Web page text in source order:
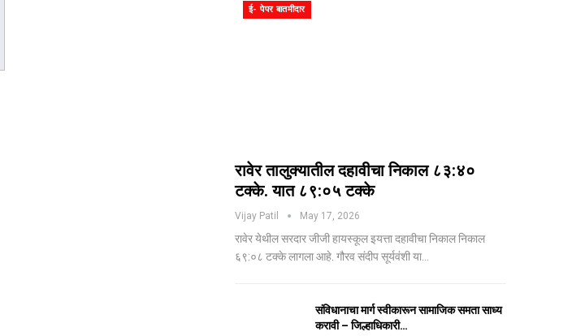
ई- पेपर बातमीदार
रावेर तालुक्यातील दहावीचा निकाल ८३:४०
टक्के. यात ८९:०५ टक्के
Vijay Patil May 17, 2026
रावेर येथील सरदार जीजी हायस्कूल इयत्ता दहावीचा निकाल निकाल
६९:०८ टक्के लागला आहे. गौरव संदीप सूर्यवंशी या…
संविधानाचा मार्ग स्वीकारून सामाजिक समता साध्य
करावी – जिल्हाधिकारी…